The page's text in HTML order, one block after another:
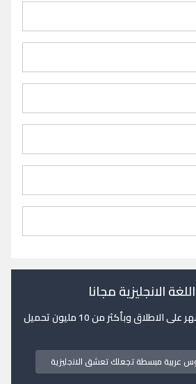
الانجليزية مجانا
وبأكثر من 10 مليون تحميل
عربية مبسطة تجعلك تعشق الانجليزية